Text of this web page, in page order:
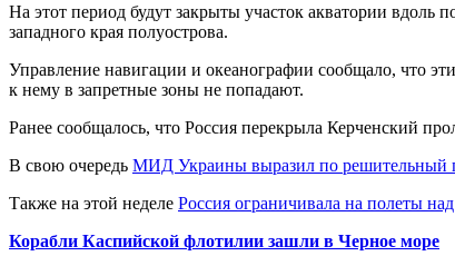
На этот период будут закрыты участок акватории
западного края полуострова.
Управление навигации и океанографии сообщало, что
к нему в запретные зоны не попадают.
Ранее сообщалось, что Россия перекрыла Керченский
В свою очередь МИД Украины выразил по решительный
Также на этой неделе Россия ограничивала на полеты
Корабли Каспийской флотилии зашли в Черное море